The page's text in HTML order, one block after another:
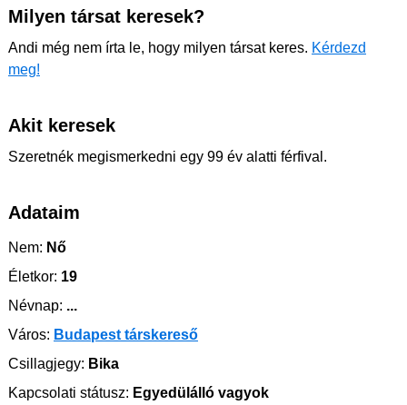
Milyen társat keresek?
Andi még nem írta le, hogy milyen társat keres. Kérdezd
meg!
Akit keresek
Szeretnék megismerkedni egy 99 év alatti férfival.
Adataim
Nem: Nő
Életkor: 19
Névnap: ...
Város: Budapest társkereső
Csillagjegy: Bika
Kapcsolati státusz: Egyedülálló vagyok